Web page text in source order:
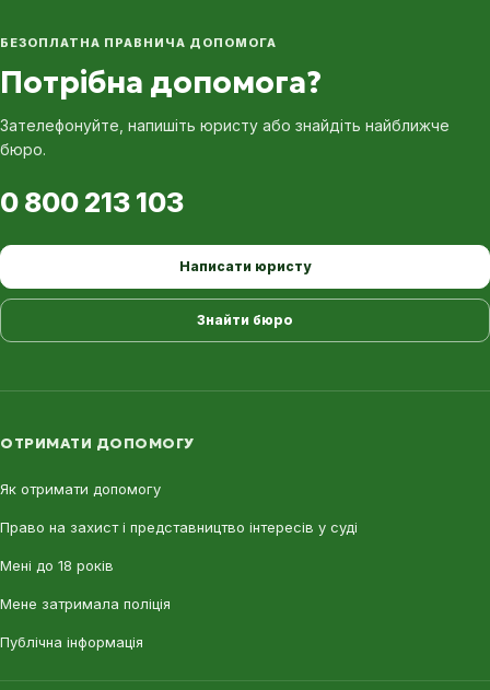
БЕЗОПЛАТНА ПРАВНИЧА ДОПОМОГА
Потрібна допомога?
Зателефонуйте, напишіть юристу або знайдіть найближче
бюро.
0 800 213 103
Написати юристу
Знайти бюро
ОТРИМАТИ ДОПОМОГУ
Як отримати допомогу
Право на захист і представництво інтересів у суді
Мені до 18 років
Мене затримала поліція
Публічна інформація